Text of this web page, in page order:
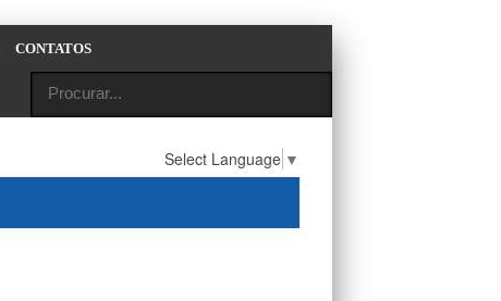
CONTATOS
Select Language ▼